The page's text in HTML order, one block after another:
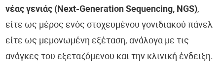
νέας γενιάς (Next-Generation Sequencing, NGS),
είτε ως μέρος ενός στοχευμένου γονιδιακού πάνελ
είτε ως μεμονωμένη εξέταση, ανάλογα με τις
ανάγκες του εξεταζόμενου και την κλινική ένδειξη.